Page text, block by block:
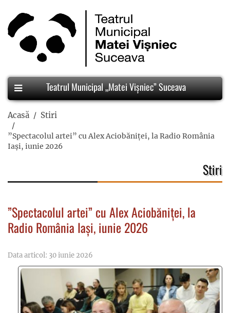
Teatrul Municipal „Matei Vișniec” Suceava
Acasă Stiri
”Spectacolul artei” cu Alex Aciobăniței, la Radio România
Iași, iunie 2026
Stiri
”Spectacolul artei” cu Alex Aciobăniței, la
Radio România Iași, iunie 2026
Data articol: 30 iunie 2026